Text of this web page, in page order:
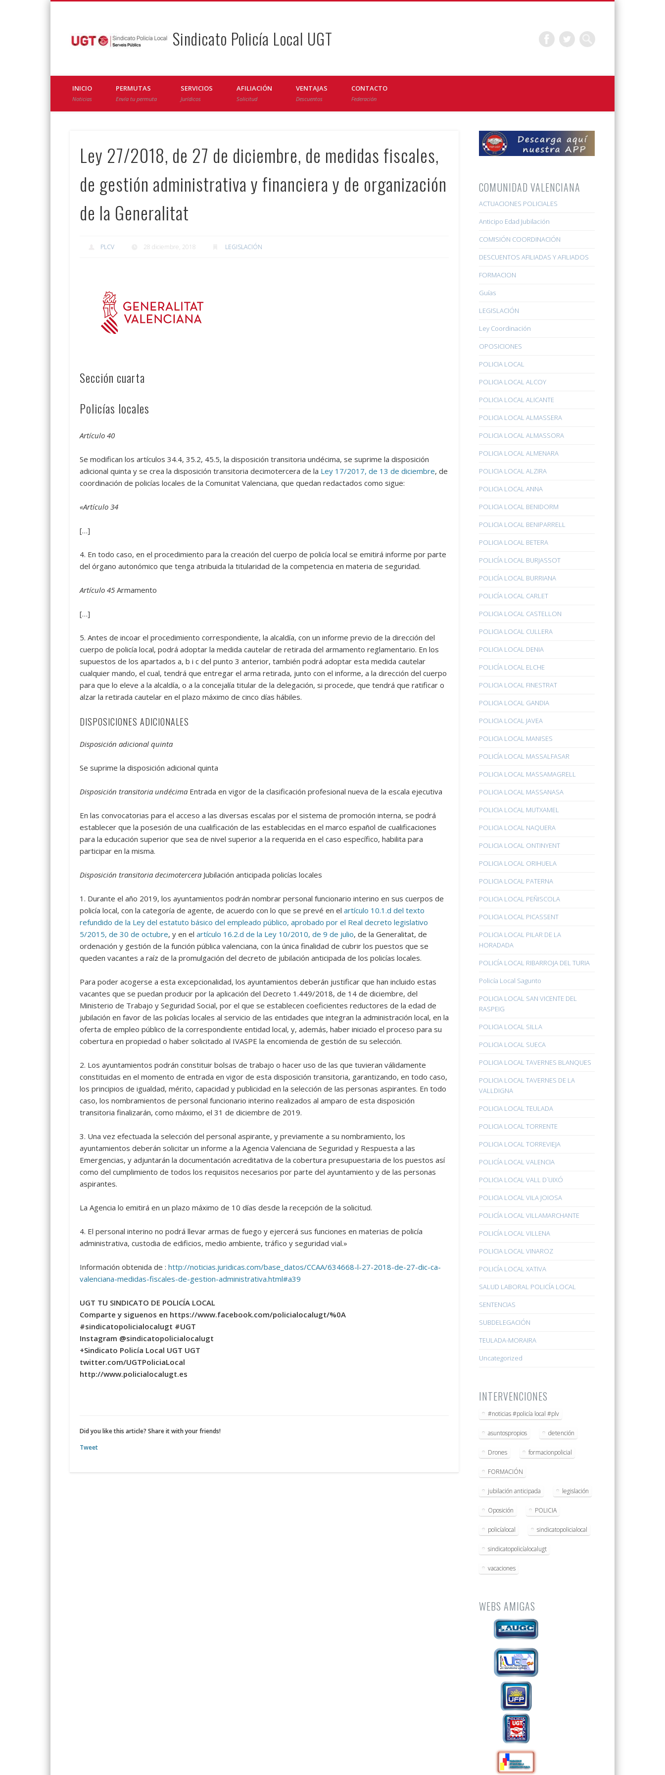
Sindicato Policía Local UGT
FacebookTwitter
INICIO
Noticias
PERMUTAS
Envía tu permuta
SERVICIOS
Jurídicos
AFILIACIÓN
Solicitud
VENTAJAS
Descuentos
CONTACTO
Federación
Ley 27/2018, de 27 de diciembre, de medidas fiscales,
de gestión administrativa y financiera y de organización
de la Generalitat
PLCV 28 diciembre, 2018 LEGISLACIÓN
Sección cuarta
Policías locales
Artículo 40
Se modifican los artículos 34.4, 35.2, 45.5, la disposición transitoria undécima, se suprime la disposición
adicional quinta y se crea la disposición transitoria decimotercera de la Ley 17/2017, de 13 de diciembre, de
coordinación de policías locales de la Comunitat Valenciana, que quedan redactados como sigue:
«Artículo 34
[…]
4. En todo caso, en el procedimiento para la creación del cuerpo de policía local se emitirá informe por parte
del órgano autonómico que tenga atribuida la titularidad de la competencia en materia de seguridad.
Artículo 45 Armamento
[…]
5. Antes de incoar el procedimiento correspondiente, la alcaldía, con un informe previo de la dirección del
cuerpo de policía local, podrá adoptar la medida cautelar de retirada del armamento reglamentario. En los
supuestos de los apartados a, b i c del punto 3 anterior, también podrá adoptar esta medida cautelar
cualquier mando, el cual, tendrá que entregar el arma retirada, junto con el informe, a la dirección del cuerpo
para que lo eleve a la alcaldía, o a la concejalía titular de la delegación, si procede, que tendrá que ratificar o
alzar la retirada cautelar en el plazo máximo de cinco días hábiles.
DISPOSICIONES ADICIONALES
Disposición adicional quinta
Se suprime la disposición adicional quinta
Disposición transitoria undécima Entrada en vigor de la clasificación profesional nueva de la escala ejecutiva
En las convocatorias para el acceso a las diversas escalas por el sistema de promoción interna, se podrá
establecer que la posesión de una cualificación de las establecidas en el marco español de cualificaciones
para la educación superior que sea de nivel superior a la requerida en el caso específico, habilita para
participar en la misma.
Disposición transitoria decimotercera Jubilación anticipada policías locales
1. Durante el año 2019, los ayuntamientos podrán nombrar personal funcionario interino en sus cuerpos de
policía local, con la categoría de agente, de acuerdo con lo que se prevé en el artículo 10.1.d del texto
refundido de la Ley del estatuto básico del empleado público, aprobado por el Real decreto legislativo
5/2015, de 30 de octubre, y en el artículo 16.2.d de la Ley 10/2010, de 9 de julio, de la Generalitat, de
ordenación y gestión de la función pública valenciana, con la única finalidad de cubrir los puestos que se
queden vacantes a raíz de la promulgación del decreto de jubilación anticipada de los policías locales.
Para poder acogerse a esta excepcionalidad, los ayuntamientos deberán justificar que han incluido estas
vacantes que se puedan producir por la aplicación del Decreto 1.449/2018, de 14 de diciembre, del
Ministerio de Trabajo y Seguridad Social, por el que se establecen coeficientes reductores de la edad de
jubilación en favor de las policías locales al servicio de las entidades que integran la administración local, en la
oferta de empleo público de la correspondiente entidad local, y, además, haber iniciado el proceso para su
cobertura en propiedad o haber solicitado al IVASPE la encomienda de gestión de su selección.
2. Los ayuntamientos podrán constituir bolsas de trabajo o hacer uso de las que tuvieran válidamente
constituidas en el momento de entrada en vigor de esta disposición transitoria, garantizando, en todo caso,
los principios de igualdad, mérito, capacidad y publicidad en la selección de las personas aspirantes. En todo
caso, los nombramientos de personal funcionario interino realizados al amparo de esta disposición
transitoria finalizarán, como máximo, el 31 de diciembre de 2019.
3. Una vez efectuada la selección del personal aspirante, y previamente a su nombramiento, los
ayuntamientos deberán solicitar un informe a la Agencia Valenciana de Seguridad y Respuesta a las
Emergencias, y adjuntarán la documentación acreditativa de la cobertura presupuestaria de los puestos así
como del cumplimiento de todos los requisitos necesarios por parte del ayuntamiento y de las personas
aspirantes.
La Agencia lo emitirá en un plazo máximo de 10 días desde la recepción de la solicitud.
4. El personal interino no podrá llevar armas de fuego y ejercerá sus funciones en materias de policía
administrativa, custodia de edificios, medio ambiente, tráfico y seguridad vial.»
Información obtenida de : http://noticias.juridicas.com/base_datos/CCAA/634668-l-27-2018-de-27-dic-ca-
valenciana-medidas-fiscales-de-gestion-administrativa.html#a39
UGT TU SINDICATO DE POLICÍA LOCAL
Comparte y siguenos en https://www.facebook.com/policialocalugt/%0A
#sindicatopolicialocalugt #UGT
Instagram @sindicatopolicialocalugt
+Sindicato Policía Local UGT UGT
twitter.com/UGTPoliciaLocal
http://www.policialocalugt.es
Did you like this article? Share it with your friends!
Tweet
COMUNIDAD VALENCIANA
ACTUACIONES POLICIALES
Anticipo Edad Jubilación
COMISIÓN COORDINACIÓN
DESCUENTOS AFILIADAS Y AFILIADOS
FORMACION
Guías
LEGISLACIÓN
Ley Coordinación
OPOSICIONES
POLICIA LOCAL
POLICIA LOCAL ALCOY
POLICIA LOCAL ALICANTE
POLICIA LOCAL ALMASSERA
POLICIA LOCAL ALMASSORA
POLICIA LOCAL ALMENARA
POLICIA LOCAL ALZIRA
POLICIA LOCAL ANNA
POLICIA LOCAL BENIDORM
POLICIA LOCAL BENIPARRELL
POLICIA LOCAL BETERA
POLICÍA LOCAL BURJASSOT
POLICÍA LOCAL BURRIANA
POLICÍA LOCAL CARLET
POLICIA LOCAL CASTELLON
POLICIA LOCAL CULLERA
POLICIA LOCAL DENIA
POLICÍA LOCAL ELCHE
POLICIA LOCAL FINESTRAT
POLICIA LOCAL GANDIA
POLICIA LOCAL JAVEA
POLICIA LOCAL MANISES
POLICÍA LOCAL MASSALFASAR
POLICIA LOCAL MASSAMAGRELL
POLICIA LOCAL MASSANASA
POLICIA LOCAL MUTXAMEL
POLICIA LOCAL NAQUERA
POLICIA LOCAL ONTINYENT
POLICIA LOCAL ORIHUELA
POLICIA LOCAL PATERNA
POLICIA LOCAL PEÑISCOLA
POLICIA LOCAL PICASSENT
POLICIA LOCAL PILAR DE LA
HORADADA
POLICÍA LOCAL RIBARROJA DEL TURIA
Policía Local Sagunto
POLICIA LOCAL SAN VICENTE DEL
RASPEIG
POLICIA LOCAL SILLA
POLICIA LOCAL SUECA
POLICIA LOCAL TAVERNES BLANQUES
POLICIA LOCAL TAVERNES DE LA
VALLDIGNA
POLICIA LOCAL TEULADA
POLICIA LOCAL TORRENTE
POLICIA LOCAL TORREVIEJA
POLICÍA LOCAL VALENCIA
POLICIA LOCAL VALL D´UIXÓ
POLICIA LOCAL VILA JOIOSA
POLICÍA LOCAL VILLAMARCHANTE
POLICÍA LOCAL VILLENA
POLICIA LOCAL VINAROZ
POLICÍA LOCAL XATIVA
SALUD LABORAL POLICÍA LOCAL
SENTENCIAS
SUBDELEGACIÓN
TEULADA-MORAIRA
Uncategorized
INTERVENCIONES
#noticias #policía local #plv
asuntospropios detención
Drones formacionpolicial
FORMACIÓN
jubilación anticipada legislación
Oposición POLICIA
policíalocal sindicatopolicialocal
sindicatopolicíalocalugt
vacaciones
WEBS AMIGAS